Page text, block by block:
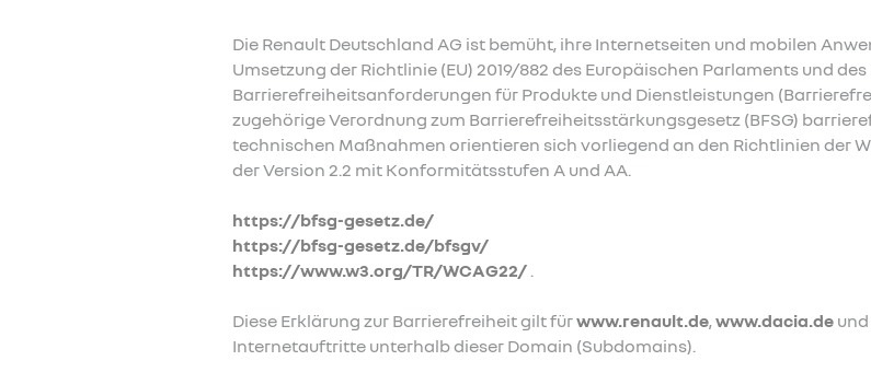
Die Renault Deutschland AG ist bemüht, ihre Internetseiten und mobilen
Umsetzung der Richtlinie (EU) 2019/882 des Europäischen Parlaments und
Barrierefreiheitsanforderungen für Produkte und Dienstleistungen
zugehörige Verordnung zum Barrierefreiheitsstärkungsgesetz (BFSG)
technischen Maßnahmen orientieren sich vorliegend an den Richtlinien der
der Version 2.2 mit Konformitätsstufen A und AA.
https://bfsg-gesetz.de/
https://bfsg-gesetz.de/bfsgv/
https://www.w3.org/TR/WCAG22/ .
Diese Erklärung zur Barrierefreiheit gilt fürwww.renault.de,www.dacia.de
Internetauftritte unterhalb dieser Domain (Subdomains).